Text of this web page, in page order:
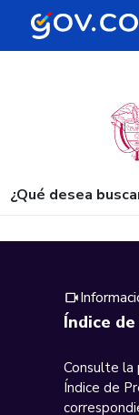
¿Qué desea
Índice
Consulte la
Índice de